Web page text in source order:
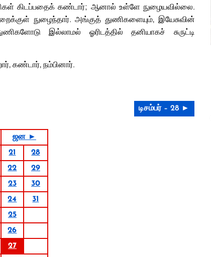
கிடப்பதைக் கண்டார்; ஆனால் உள்ளே நுழையவில்லை.
நுழைந்தார். அங்குத் துணிகளையும், இயேசுவின்
இல்லாமல் ஓரிடத்தில் தனியாகச் சுருட்டி
கண்டார், நம்பினார்.
டிசம்பர் – 28 ►
ஜன ►
21
28
22
29
23
30
24
31
25
26
27